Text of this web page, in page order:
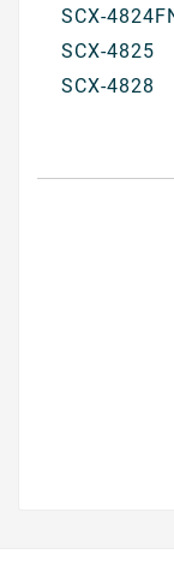
SCX-
SCX-4825
SCX-4828